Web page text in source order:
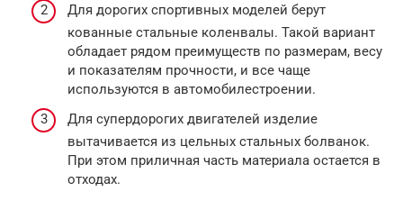
Для дорогих спортивных моделей берут
кованные стальные коленвалы. Такой вариант
обладает рядом преимуществ по размерам, весу
и показателям прочности, и все чаще
используются в автомобилестроении.
Для супердорогих двигателей изделие
вытачивается из цельных стальных болванок.
При этом приличная часть материала остается в
отходах.